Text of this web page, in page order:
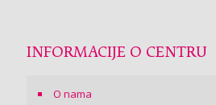
INFORMACIJE O CENTRU
O nama